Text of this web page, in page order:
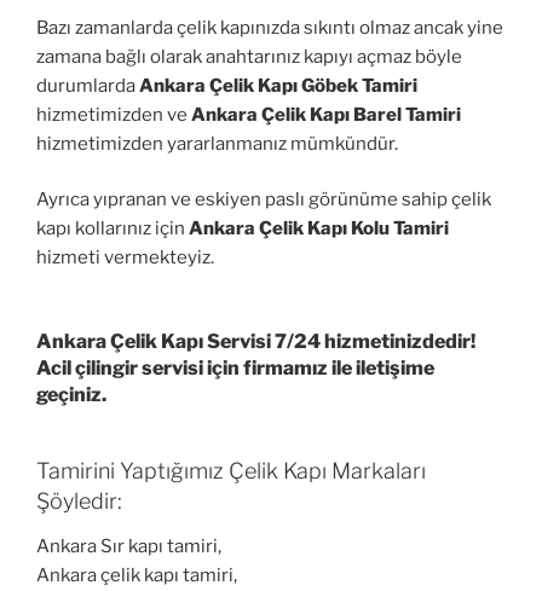
Bazı zamanlarda çelik kapınızda sıkıntı olmaz ancak yine
zamana bağlı olarak anahtarınız kapıyı açmaz böyle
durumlardaAnkara Çelik Kapı Göbek Tamiri
hizmetimizden ve Ankara Çelik Kapı Barel Tamiri
hizmetimizden yararlanmanız mümkündür.
Ayrıca yıpranan ve eskiyen paslı görünüme sahip çelik
kapı kollarınız için Ankara Çelik Kapı Kolu Tamiri
hizmeti vermekteyiz.
Ankara Çelik Kapı Servisi 7/24 hizmetinizdedir!
Acil çilingir servisi için firmamız ile iletişime
geçiniz.
Tamirini Yaptığımız Çelik Kapı Markaları
Şöyledir:
Ankara Sır kapı tamiri,
Ankara çelik kapı tamiri,